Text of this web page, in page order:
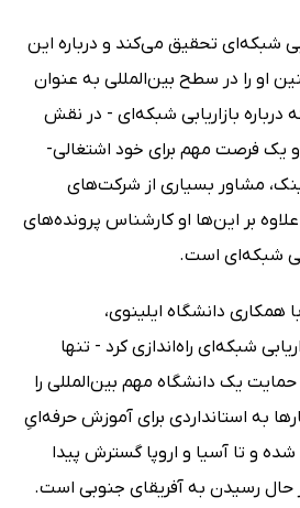
شبکه‌ای تحقیق می‌کند و درباره این
را در سطح بین‌المللی به‌ عنوان
بازاریابی شبکه‌ای - در نقش
و یک فرصت مهم برای خود اشتغالی-
مشاور بسیاری از شرکت‌های
بر این‌ها او کارشناس پرونده‌های
شبکه‌ای است.
دکتر کینگ در سال 1997 با همکاری دانشگاه ایلینوی،
شبکه‌ای راه‌اندازی کرد - تنها
یک دانشگاه مهم بین‌المللی را
به استانداردی برای آموزش حرفه‌ایِ
شده و تا آسیا و اروپا گسترش پیدا
حال رسیدن به آفریقای جنوبی است.